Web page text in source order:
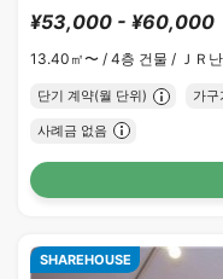
¥53,000 - ¥60,000
13.40㎡〜 / 4층 건물 / ＪＲ
단기 계약(월 단위) 가구
사례금 없음
SHAREHOUSE